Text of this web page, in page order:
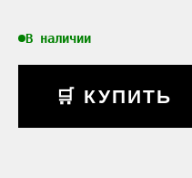
В наличии
🛒 КУПИТЬ